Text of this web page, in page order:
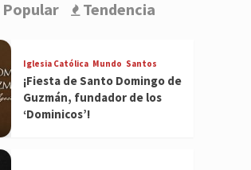
Tendencia
Iglesia Católica Mundo Santos
¡Fiesta de Santo Domingo de
Guzmán, fundador de los
‘Dominicos’!